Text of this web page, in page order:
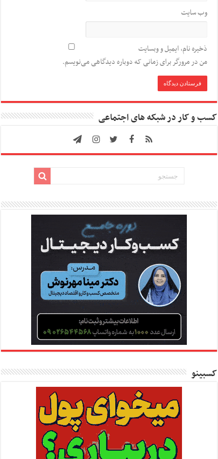
وب‌ سایت
ذخیره نام، ایمیل و وبسایت
من در مرورگر برای زمانی که دوباره دیدگاهی می‌نویسم.
کسب و کار در شبکه های اجتماعی
کسبینو